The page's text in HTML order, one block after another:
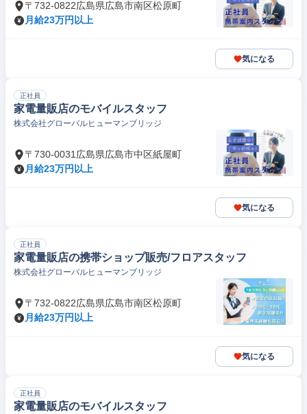
〒732-0822広島県広島市南区松原町
月給23万円以上
気になる
正社員
家電量販店のモバイルスタッフ
株式会社グローバルヒューマンブリッジ
〒730-0031広島県広島市中区紙屋町
月給23万円以上
気になる
正社員
家電量販店の携帯ショップ販売/フロアスタッフ
株式会社グローバルヒューマンブリッジ
〒732-0822広島県広島市南区松原町
月給23万円以上
気になる
正社員
家電量販店のモバイルスタッフ